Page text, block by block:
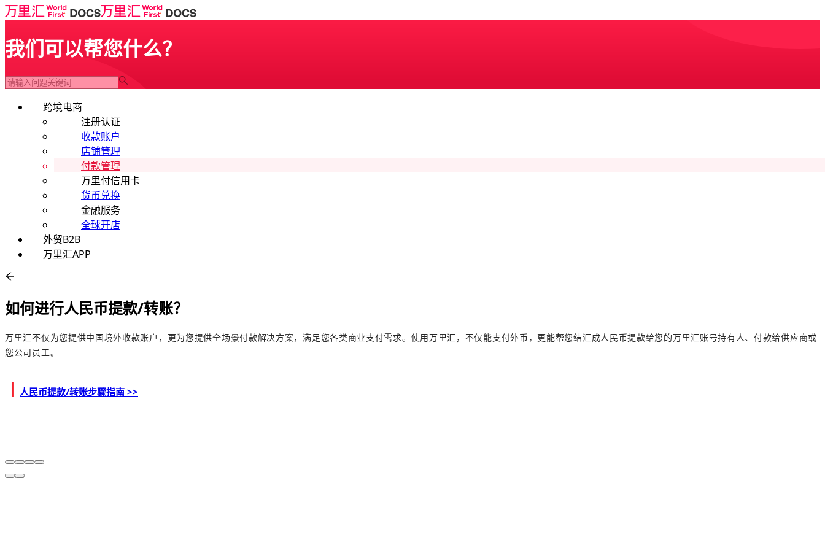
我们可以帮您什么？
跨境电商
注册认证
收款账户
店铺管理
付款管理
万里付信用卡
货币兑换
金融服务
全球开店
外贸B2B
万里汇APP
如何进行人民币提款/转账？
万里汇不仅为您提供中国境外收款账户，更为您提供全场景付款解决方案，满足您各类商业支付需求。使用万里汇，不仅能支付外币，更能帮您结汇成人民币提款给您的万里汇账号持有人、付款给供应商或
您公司员工。
丨 人民币提款/转账步骤指南 >>